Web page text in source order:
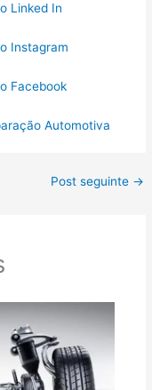
Linked In
Instagram
Facebook
Automotiva
Post seguinte →